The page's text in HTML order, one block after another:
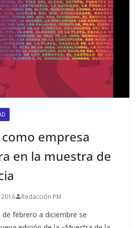
empresa
en la muestra de
Redacción PM
de febrero a diciembre se